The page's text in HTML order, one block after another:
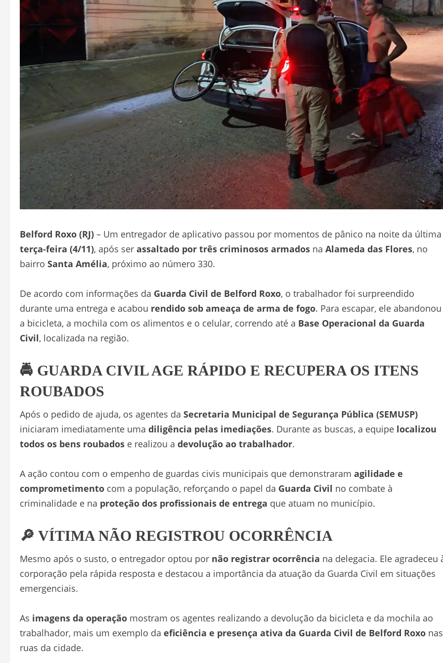
Belford Roxo (RJ) – Um entregador de aplicativo passou por momentos de pânico na noite da última
terça-feira (4/11), após ser assaltado por três criminosos armados na Alameda das Flores, no
bairro Santa Amélia, próximo ao número 330.
De acordo com informações da Guarda Civil de Belford Roxo, o trabalhador foi surpreendido
durante uma entrega e acabou rendido sob ameaça de arma de fogo. Para escapar, ele abandonou
a bicicleta, a mochila com os alimentos e o celular, correndo até a Base Operacional da Guarda
Civil, localizada na região.
🚔 GUARDA CIVIL AGE RÁPIDO E RECUPERA OS ITENS
ROUBADOS
Após o pedido de ajuda, os agentes da Secretaria Municipal de Segurança Pública (SEMUSP)
iniciaram imediatamente uma diligência pelas imediações. Durante as buscas, a equipe localizou
todos os bens roubados e realizou a devolução ao trabalhador.
A ação contou com o empenho de guardas civis municipais que demonstraram agilidade e
comprometimento com a população, reforçando o papel da Guarda Civil no combate à
criminalidade e na proteção dos profissionais de entrega que atuam no município.
🔎 VÍTIMA NÃO REGISTROU OCORRÊNCIA
Mesmo após o susto, o entregador optou por não registrar ocorrência na delegacia. Ele agradeceu
corporação pela rápida resposta e destacou a importância da atuação da Guarda Civil em situações
emergenciais.
As imagens da operação mostram os agentes realizando a devolução da bicicleta e da mochila ao
trabalhador, mais um exemplo da eficiência e presença ativa da Guarda Civil de Belford Roxo nas
ruas da cidade.